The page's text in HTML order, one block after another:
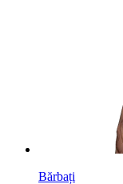
Bărbați